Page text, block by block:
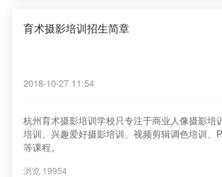
育术摄影培训招生简章
2018-10-27 11:54
杭州育术摄影培训学校只专注于商业人像摄影培
培训、兴趣爱好摄影培训、视频剪辑调色培训、
等课程。
浏览 19954